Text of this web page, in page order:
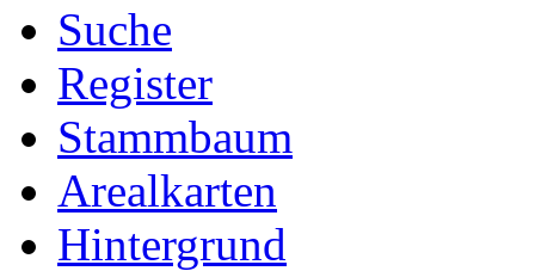
Suche
Register
Stammbaum
Arealkarten
Hintergrund